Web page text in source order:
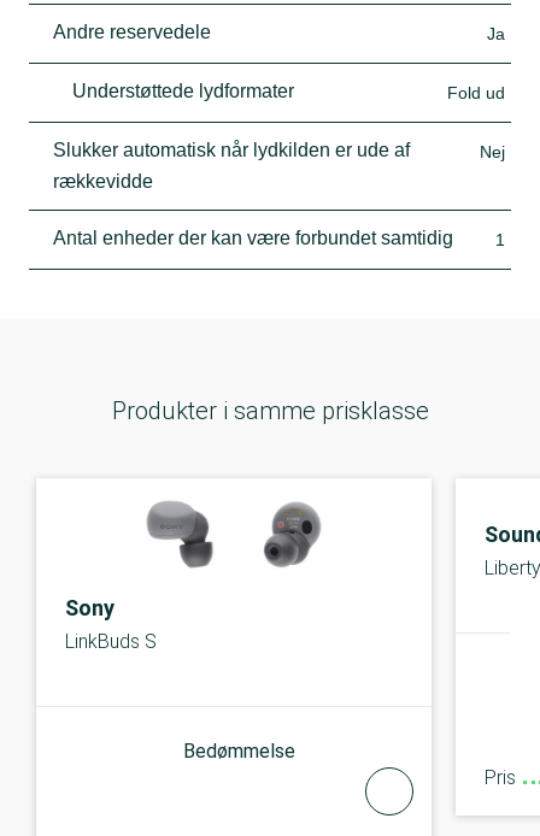
Andre reservedele Ja
Understøttede lydformater Fold ud
Slukker automatisk når lydkilden er ude af
rækkevidde
Nej
Antal enheder der kan være forbundet samtidig 1
Produkter i samme prisklasse
Sony
LinkBuds S
Bedømmelse
Pris